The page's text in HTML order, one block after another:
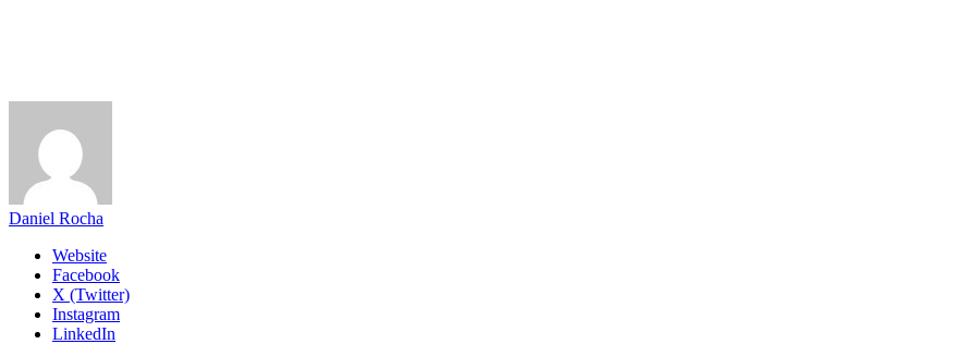
Daniel Rocha
Website
Facebook
X (Twitter)
Instagram
LinkedIn